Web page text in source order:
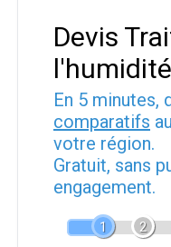
Devis
l'humidité
En 5 minutes,
comparatifs
votre région.
Gratuit, sans
engagement.
1 2